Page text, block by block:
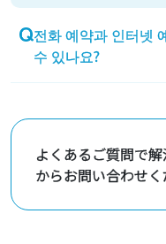
택을 수첩 할인으로
전화 예약과 인터넷
수 있나요?
또한, 인터넷 예약의
월+1일 전 오전 9시
よくあるご質問で
からお問い合わせく